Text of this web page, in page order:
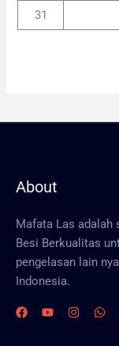
31
About
Mafata Las adalah
Besi Berkualitas
pengelasan lain
Indonesia.